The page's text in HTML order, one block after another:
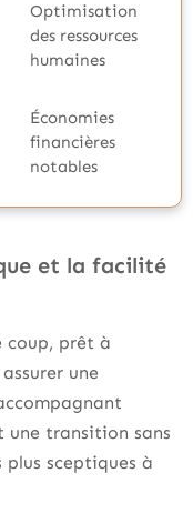
Optimisation
des ressources
humaines
Économies
financières
notables
et la facilité
coup, prêt à
une
transition sans
plus sceptiques à